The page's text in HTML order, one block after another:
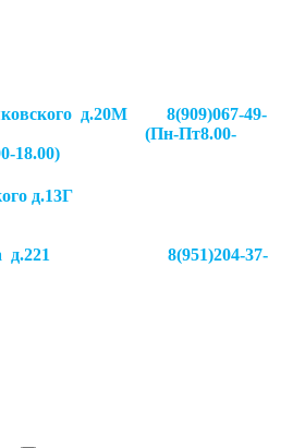
д.20М 8(909)067-49-
Пт8.00-
18.00)
д.13Г
д.221
8(951)204-37-